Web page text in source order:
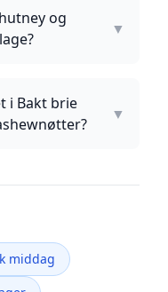
og
▼
i Bakt brie
▼
middag